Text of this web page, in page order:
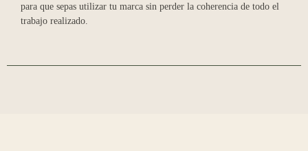
para que sepas utilizar tu marca sin perder la coherencia de todo el
trabajo realizado.